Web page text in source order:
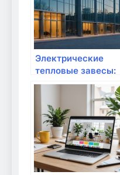
Электрические
тепловые завесы:
Решение для
комфортного
климата в
помещениях